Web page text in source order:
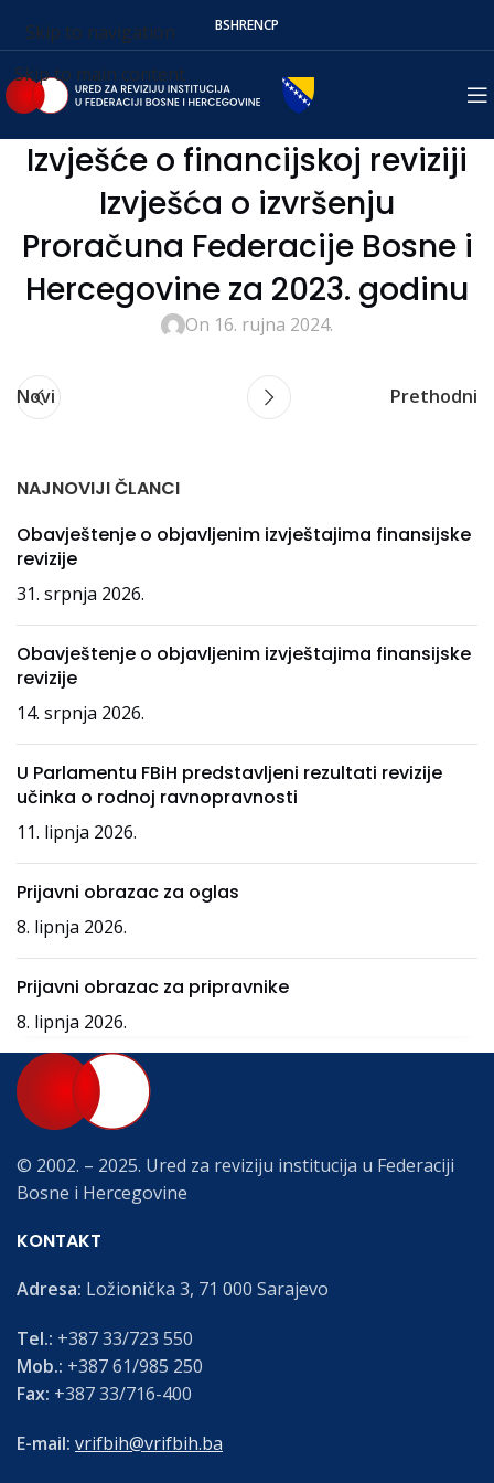
Skip to navigation
Skip to main content
BSHRENСР
Izvješće o financijskoj reviziji
Izvješća o izvršenju
Proračuna Federacije Bosne i
Hercegovine za 2023. godinu
On 16. rujna 2024.
Novi Prethodni
NAJNOVIJI ČLANCI
Obavještenje o objavljenim izvještajima finansijske
revizije
31. srpnja 2026.
Obavještenje o objavljenim izvještajima finansijske
revizije
14. srpnja 2026.
U Parlamentu FBiH predstavljeni rezultati revizije
učinka o rodnoj ravnopravnosti
11. lipnja 2026.
Prijavni obrazac za oglas
8. lipnja 2026.
Prijavni obrazac za pripravnike
8. lipnja 2026.
© 2002. – 2025. Ured za reviziju institucija u Federaciji
Bosne i Hercegovine
KONTAKT
Adresa: Ložionička 3, 71 000 Sarajevo
Tel.: +387 33/723 550
Mob.: +387 61/985 250
Fax: +387 33/716-400
E-mail: vrifbih@vrifbih.ba